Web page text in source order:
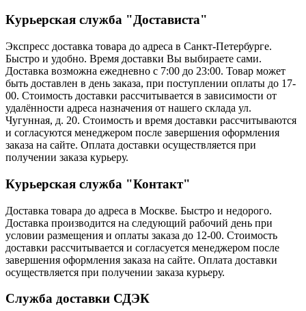
Курьерская служба "Достависта"
Экспресс доставка товара до адреса в Санкт-Петербурге.
Быстро и удобно. Время доставки Вы выбираете сами.
Доставка возможна ежедневно с 7:00 до 23:00. Товар может
быть доставлен в день заказа, при поступлении оплаты до 17-
00. Стоимость доставки рассчитывается в зависимости от
удалённости адреса назначения от нашего склада ул.
Чугунная, д. 20. Стоимость и время доставки рассчитываются
и согласуются менеджером после завершения оформления
заказа на сайте. Оплата доставки осуществляется при
получении заказа курьеру.
Курьерская служба "Контакт"
Доставка товара до адреса в Москве. Быстро и недорого.
Доставка производится на следующий рабочий день при
условии размещения и оплаты заказа до 12-00. Стоимость
доставки рассчитывается и согласуется менеджером после
завершения оформления заказа на сайте. Оплата доставки
осуществляется при получении заказа курьеру.
Служба доставки СДЭК